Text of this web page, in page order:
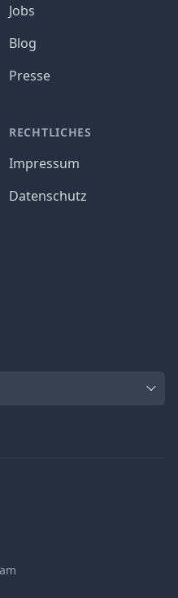
Jobs
Blog
Presse
RECHTLICHES
Impressum
Datenschutz